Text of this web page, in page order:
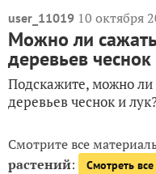
user_11019 10 октября
Можно ли
деревьев чеснок
Подскажите, можно ли
деревьев чеснок и
Смотрите все
растений: Смотреть все